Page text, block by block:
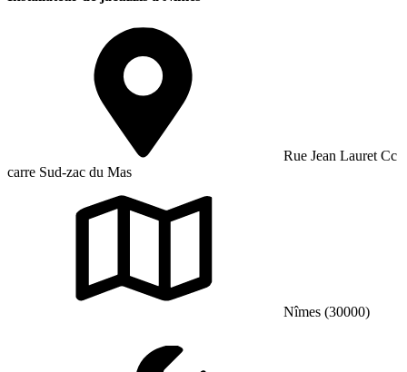
Rue Jean Lauret Cc
carre Sud-zac du Mas
Nîmes (30000)